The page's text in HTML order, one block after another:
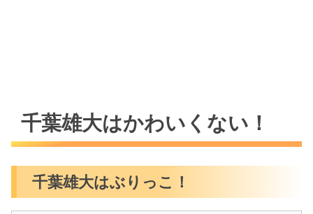
千葉雄大はかわいくない！
千葉雄大はぶりっこ！